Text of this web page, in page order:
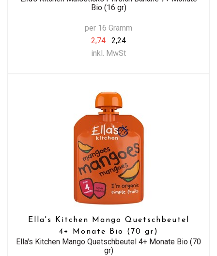
Bio (16 gr)
per 16 Gramm
2,74
2,24
inkl. MwSt
Ella's Kitchen Mango Quetschbeutel
4+ Monate Bio (70 gr)
Ella's Kitchen Mango Quetschbeutel 4+ Monate Bio (70
gr)